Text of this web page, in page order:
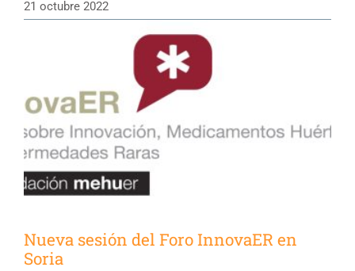
21 octubre 2022
Nueva sesión del Foro InnovaER en
Soria